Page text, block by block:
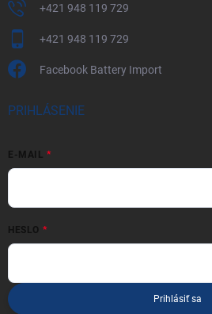
+421 948 119 729
+421 948 119 729
Facebook Battery Import
PRIHLÁSENIE
E-MAIL
HESLO
Prihlásiť sa